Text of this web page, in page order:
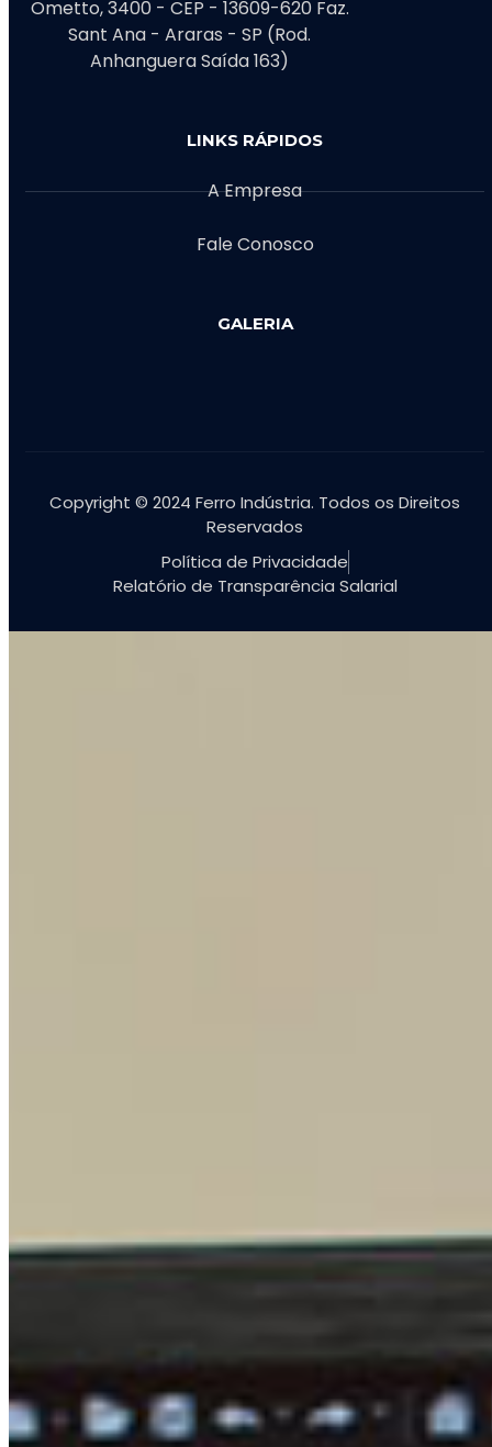
Ometto, 3400 - CEP - 13609-620 Faz.
Sant Ana - Araras - SP (Rod.
Anhanguera Saída 163)
LINKS RÁPIDOS
A Empresa
Fale Conosco
GALERIA
Copyright © 2024 Ferro Indústria. Todos os Direitos
Reservados
Política de Privacidade
Relatório de Transparência Salarial